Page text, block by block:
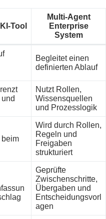
Tool
Multi-Agent
Enterprise
System
Begleitet einen
definierten Ablauf
Nutzt Rollen,
Wissensquellen
und Prozesslogik
Wird durch Rollen,
Regeln und
Freigaben
strukturiert
Geprüfte
Zwischenschritte,
Übergaben und
Entscheidungsvorl
agen